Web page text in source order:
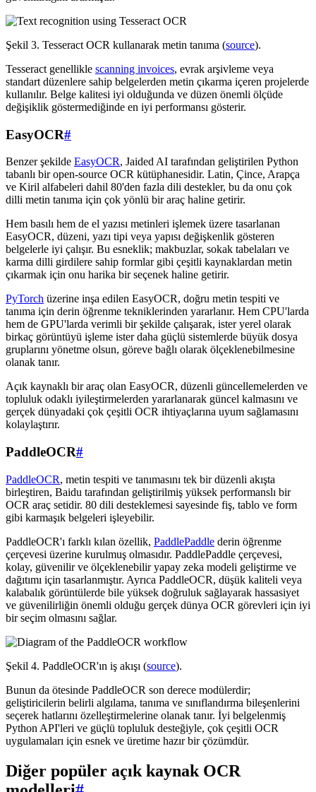
Şekil 3. Tesseract OCR kullanarak metin tanıma (source).
Tesseract genellikle scanning invoices, evrak arşivleme veya
standart düzenlere sahip belgelerden metin çıkarma içeren projelerde
kullanılır. Belge kalitesi iyi olduğunda ve düzen önemli ölçüde
değişiklik göstermediğinde en iyi performansı gösterir.
EasyOCR#
Benzer şekilde EasyOCR, Jaided AI tarafından geliştirilen Python
tabanlı bir open-source OCR kütüphanesidir. Latin, Çince, Arapça
ve Kiril alfabeleri dahil 80'den fazla dili destekler, bu da onu çok
dilli metin tanıma için çok yönlü bir araç haline getirir.
Hem basılı hem de el yazısı metinleri işlemek üzere tasarlanan
EasyOCR, düzeni, yazı tipi veya yapısı değişkenlik gösteren
belgelerle iyi çalışır. Bu esneklik; makbuzlar, sokak tabelaları ve
karma dilli girdilere sahip formlar gibi çeşitli kaynaklardan metin
çıkarmak için onu harika bir seçenek haline getirir.
PyTorch üzerine inşa edilen EasyOCR, doğru metin tespiti ve
tanıma için derin öğrenme tekniklerinden yararlanır. Hem CPU'larda
hem de GPU'larda verimli bir şekilde çalışarak, ister yerel olarak
birkaç görüntüyü işleme ister daha güçlü sistemlerde büyük dosya
gruplarını yönetme olsun, göreve bağlı olarak ölçeklenebilmesine
olanak tanır.
Açık kaynaklı bir araç olan EasyOCR, düzenli güncellemelerden ve
topluluk odaklı iyileştirmelerden yararlanarak güncel kalmasını ve
gerçek dünyadaki çok çeşitli OCR ihtiyaçlarına uyum sağlamasını
kolaylaştırır.
PaddleOCR#
PaddleOCR, metin tespiti ve tanımasını tek bir düzenli akışta
birleştiren, Baidu tarafından geliştirilmiş yüksek performanslı bir
OCR araç setidir. 80 dili desteklemesi sayesinde fiş, tablo ve form
gibi karmaşık belgeleri işleyebilir.
PaddleOCR'ı farklı kılan özellik, PaddlePaddle derin öğrenme
çerçevesi üzerine kurulmuş olmasıdır. PaddlePaddle çerçevesi,
kolay, güvenilir ve ölçeklenebilir yapay zeka modeli geliştirme ve
dağıtımı için tasarlanmıştır. Ayrıca PaddleOCR, düşük kaliteli veya
kalabalık görüntülerde bile yüksek doğruluk sağlayarak hassasiyet
ve güvenilirliğin önemli olduğu gerçek dünya OCR görevleri için iyi
bir seçim olmasını sağlar.
Şekil 4. PaddleOCR'ın iş akışı (source).
Bunun da ötesinde PaddleOCR son derece modülerdir;
geliştiricilerin belirli algılama, tanıma ve sınıflandırma bileşenlerini
seçerek hatlarını özelleştirmelerine olanak tanır. İyi belgelenmiş
Python API'leri ve güçlü topluluk desteğiyle, çok çeşitli OCR
uygulamaları için esnek ve üretime hazır bir çözümdür.
Diğer popüler açık kaynak OCR